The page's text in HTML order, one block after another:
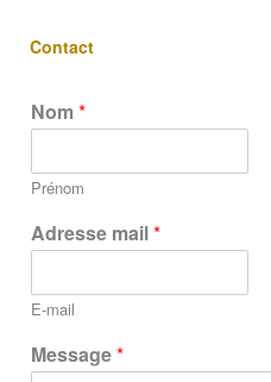
Contact
Nom *
Prénom
Adresse mail*
E-mail
Message*